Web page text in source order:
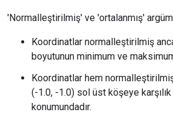
'Normalleştirilmiş' ve 'ortalanmış'
Koordinatlar normalleştirilmiş
boyutunun minimum ve
Koordinatlar hem
(-1.0, -1.0) sol üst köşeye
konumundadır.